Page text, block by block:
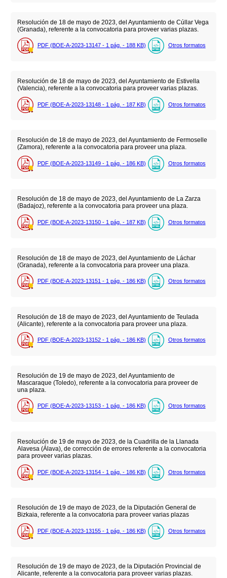
Resolución de 18 de mayo de 2023, del Ayuntamiento de Cúllar Vega
(Granada), referente a la convocatoria para proveer varias plazas.
PDF (BOE-A-2023-13147 - 1 pág. - 188 KB) Otros formatos
Resolución de 18 de mayo de 2023, del Ayuntamiento de Estivella
(Valencia), referente a la convocatoria para proveer varias plazas.
PDF (BOE-A-2023-13148 - 1 pág. - 187 KB) Otros formatos
Resolución de 18 de mayo de 2023, del Ayuntamiento de Fermoselle
(Zamora), referente a la convocatoria para proveer una plaza.
PDF (BOE-A-2023-13149 - 1 pág. - 186 KB) Otros formatos
Resolución de 18 de mayo de 2023, del Ayuntamiento de La Zarza
(Badajoz), referente a la convocatoria para proveer una plaza.
PDF (BOE-A-2023-13150 - 1 pág. - 187 KB) Otros formatos
Resolución de 18 de mayo de 2023, del Ayuntamiento de Láchar
(Granada), referente a la convocatoria para proveer una plaza.
PDF (BOE-A-2023-13151 - 1 pág. - 186 KB) Otros formatos
Resolución de 18 de mayo de 2023, del Ayuntamiento de Teulada
(Alicante), referente a la convocatoria para proveer una plaza.
PDF (BOE-A-2023-13152 - 1 pág. - 186 KB) Otros formatos
Resolución de 19 de mayo de 2023, del Ayuntamiento de
Mascaraque (Toledo), referente a la convocatoria para proveer de
una plaza.
PDF (BOE-A-2023-13153 - 1 pág. - 186 KB) Otros formatos
Resolución de 19 de mayo de 2023, de la Cuadrilla de la Llanada
Alavesa (Álava), de corrección de errores referente a la convocatoria
para proveer varias plazas.
PDF (BOE-A-2023-13154 - 1 pág. - 186 KB) Otros formatos
Resolución de 19 de mayo de 2023, de la Diputación General de
Bizkaia, referente a la convocatoria para proveer varias plazas
PDF (BOE-A-2023-13155 - 1 pág. - 186 KB) Otros formatos
Resolución de 19 de mayo de 2023, de la Diputación Provincial de
Alicante, referente a la convocatoria para proveer varias plazas.